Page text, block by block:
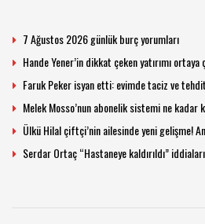
7 Ağustos 2026 günlük burç yorumları
Hande Yener’in dikkat çeken yatırımı ortaya
Faruk Peker isyan etti: evimde taciz ve
Melek Mosso’nun abonelik sistemi ne kadar
Ülkü Hilal çiftçi’nin ailesinde yeni gelişme!
Serdar Ortaç “Hastaneye kaldırıldı”